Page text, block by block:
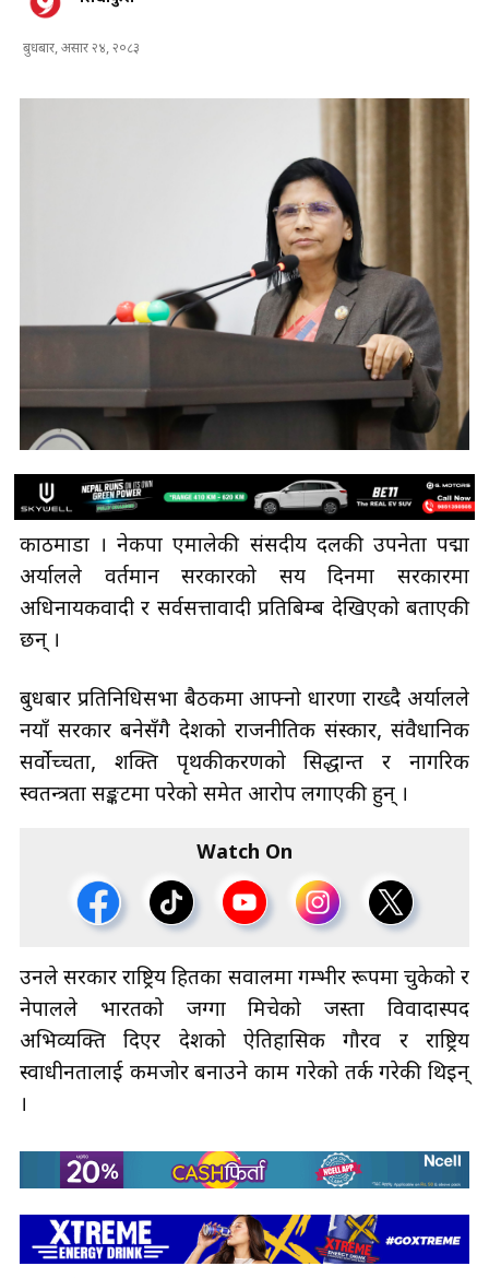
बुधबार, असार २४, २०८३
काठमाडौँ । नेकपा एमालेकी संसदीय दलकी उपनेता पद्मा
अर्यालले वर्तमान सरकारको सय दिनमा सरकारमा
अधिनायकवादी र सर्वसत्तावादी प्रतिबिम्ब देखिएको बताएकी
छन् ।
बुधबार प्रतिनिधिसभा बैठकमा आफ्नो धारणा राख्दै अर्यालले
नयाँ सरकार बनेसँगै देशको राजनीतिक संस्कार, संवैधानिक
सर्वोच्चता, शक्ति पृथकीकरणको सिद्धान्त र नागरिक
स्वतन्त्रता सङ्कटमा परेको समेत आरोप लगाएकी हुन् ।
Watch On
उनले सरकार राष्ट्रिय हितका सवालमा गम्भीर रूपमा चुकेको र
नेपालले भारतको जग्गा मिचेको जस्ता विवादास्पद
अभिव्यक्ति दिएर देशको ऐतिहासिक गौरव र राष्ट्रिय
स्वाधीनतालाई कमजोर बनाउने काम गरेको तर्क गरेकी थिइन्
।